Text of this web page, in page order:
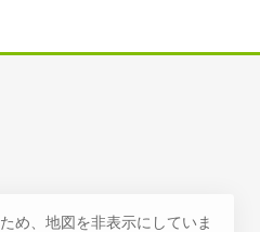
め、地図を非表示にしていま